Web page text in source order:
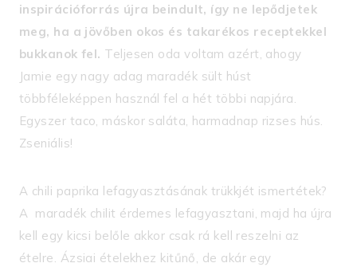
inspirációforrás újra beindult, így ne lepődjetek
meg, ha a jövőben okos és takarékos receptekkel
bukkanok fel. Teljesen oda voltam azért, ahogy
Jamie egy nagy adag maradék sült húst
többféleképpen használ fel a hét többi napjára.
Egyszer taco, máskor saláta, harmadnap rizses hús.
Zseniális!
A chili paprika lefagyasztásának trükkjét ismertétek?
A maradék chilit érdemes lefagyasztani, majd ha újra
kell egy kicsi belőle akkor csak rá kell reszelni az
ételre. Ázsiai ételekhez kitűnő, de akár egy